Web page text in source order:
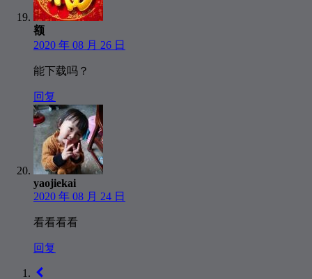
额
2020 年 08 月 26 日
能下载吗？
回复
yaojiekai
2020 年 08 月 24 日
看看看看
回复